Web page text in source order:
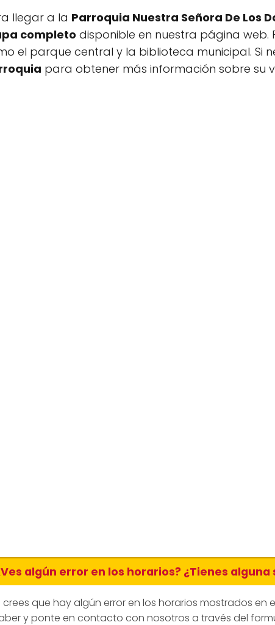
llegar a la Parroquia Nuestra Señora De Los
completo disponible en nuestra página
el parque central y la biblioteca municipal. Si
para obtener más información sobre su
algún error en los horarios? ¿Tienes alguna
crees que hay algún error en los horarios mostrados
y ponte en contacto con nosotros a través del